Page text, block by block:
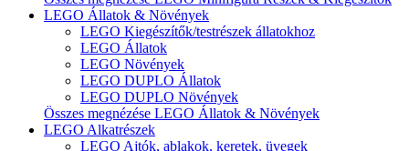
LEGO Állatok & Növények
LEGO Kiegészítők/testrészek állatokhoz
LEGO Állatok
LEGO Növények
LEGO DUPLO Állatok
LEGO DUPLO Növények
Összes megnézése LEGO Állatok & Növények
LEGO Alkatrészek
LEGO Ajtók, ablakok, keretek, üvegek